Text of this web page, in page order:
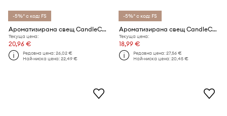
-5%* с код: FS
Ароматизирана свещ CandleCan Orange Salmon
Текуща цена:
20,96 €
Редовна цена:26,02 €
Най-ниска цена:22,49 €
-5%* с код: FS
Ароматизирана свещ CandleCan Caramel Popcorn
Текуща цена:
18,99 €
Редовна цена:27,56 €
Най-ниска цена:20,45 €